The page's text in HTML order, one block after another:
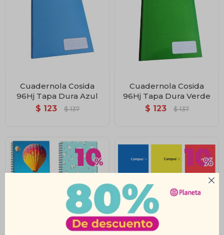

Cuadernola Cosida
96Hj Tapa Dura Azul
$ 123 $ 137
Cuadernola Cosida
96Hj Tapa Dura Verde
$ 123 $ 137